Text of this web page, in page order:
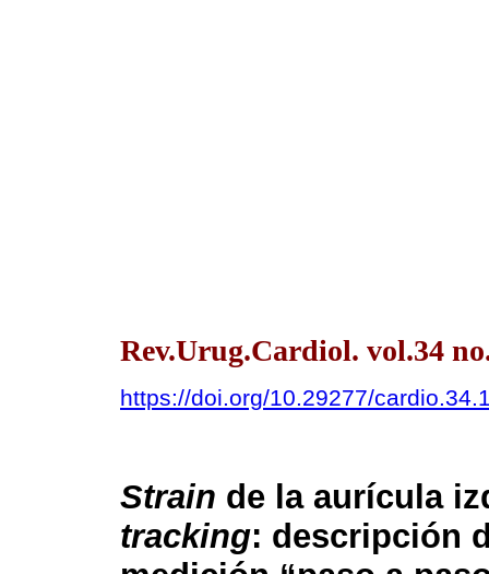
Rev.Urug.Cardiol. vol.34
https://doi.org/10.29277/
Strain de la aurícula
tracking: descripción